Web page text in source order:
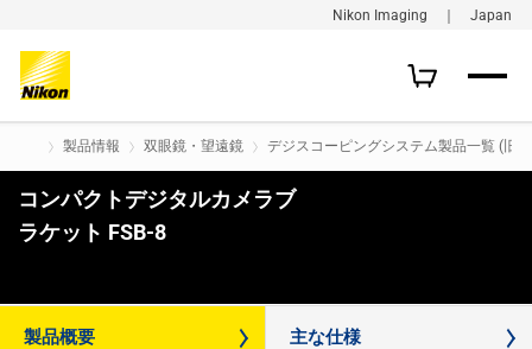
Nikon Imaging ｜ Japan
製品情報 双眼鏡・望遠鏡 デジスコーピングシステム製品一覧 (旧
コンパクトデジタルカメラブ
ラケット FSB-8
製品概要 主な仕様